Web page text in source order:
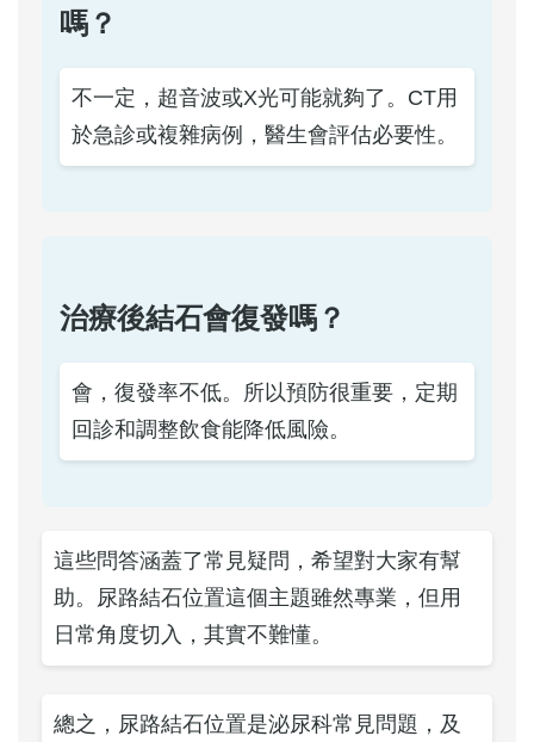
嗎？
不一定，超音波或X光可能就夠了。CT用
於急診或複雜病例，醫生會評估必要性。
治療後結石會復發嗎？
會，復發率不低。所以預防很重要，定期
回診和調整飲食能降低風險。
這些問答涵蓋了常見疑問，希望對大家有幫
助。尿路結石位置這個主題雖然專業，但用
日常角度切入，其實不難懂。
總之，尿路結石位置是泌尿科常見問題，及